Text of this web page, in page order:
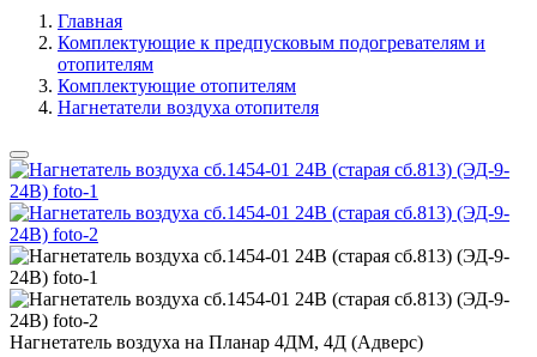
Главная
Комплектующие к предпусковым подогревателям и
отопителям
Комплектующие отопителям
Нагнетатели воздуха отопителя
Нагнетатель воздуха на Планар 4ДМ, 4Д (Адверс)